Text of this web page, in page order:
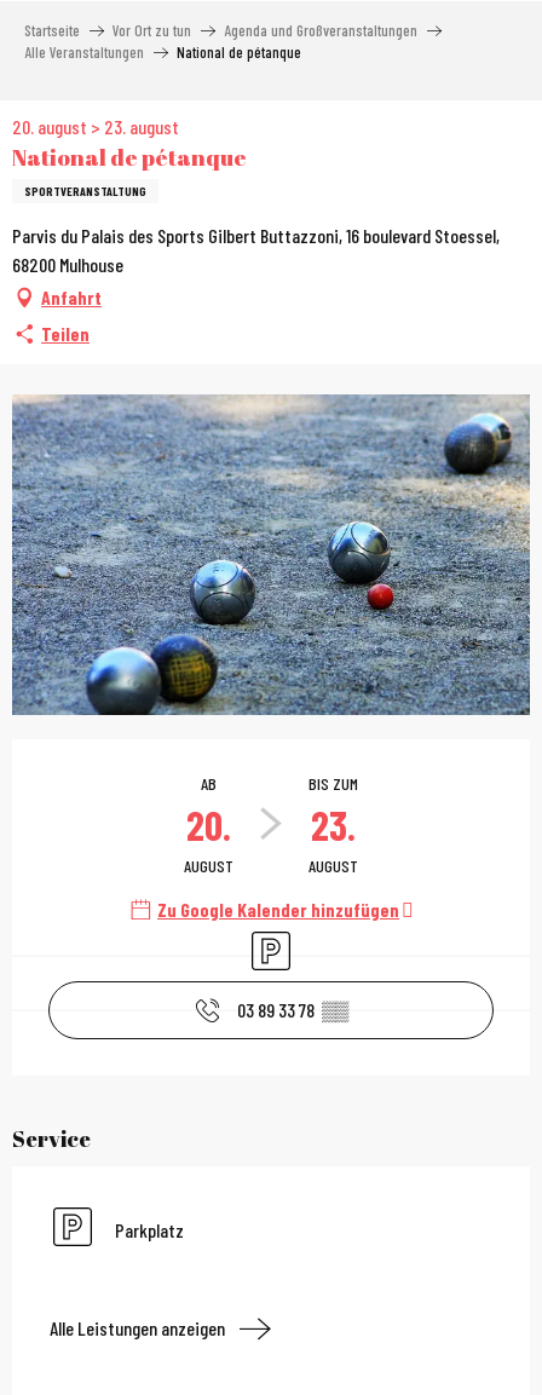
Startseite Vor Ort zu tun
Agenda und Großveranstaltungen
Alle Veranstaltungen
National de pétanque
20. august > 23. august
National de pétanque
SPORTVERANSTALTUNG
Parvis du Palais des Sports Gilbert Buttazzoni, 16 boulevard Stoessel,
68200 Mulhouse
Anfahrt
Teilen
Öffnungszeiten &
AB
20.
AUGUST
BIS ZUM
23.
AUGUST
Zu Google Kalender hinzufügen
Parkplatz
03 89 33 78 ▒▒
Service
Parkplatz
Alle Leistungen anzeigen